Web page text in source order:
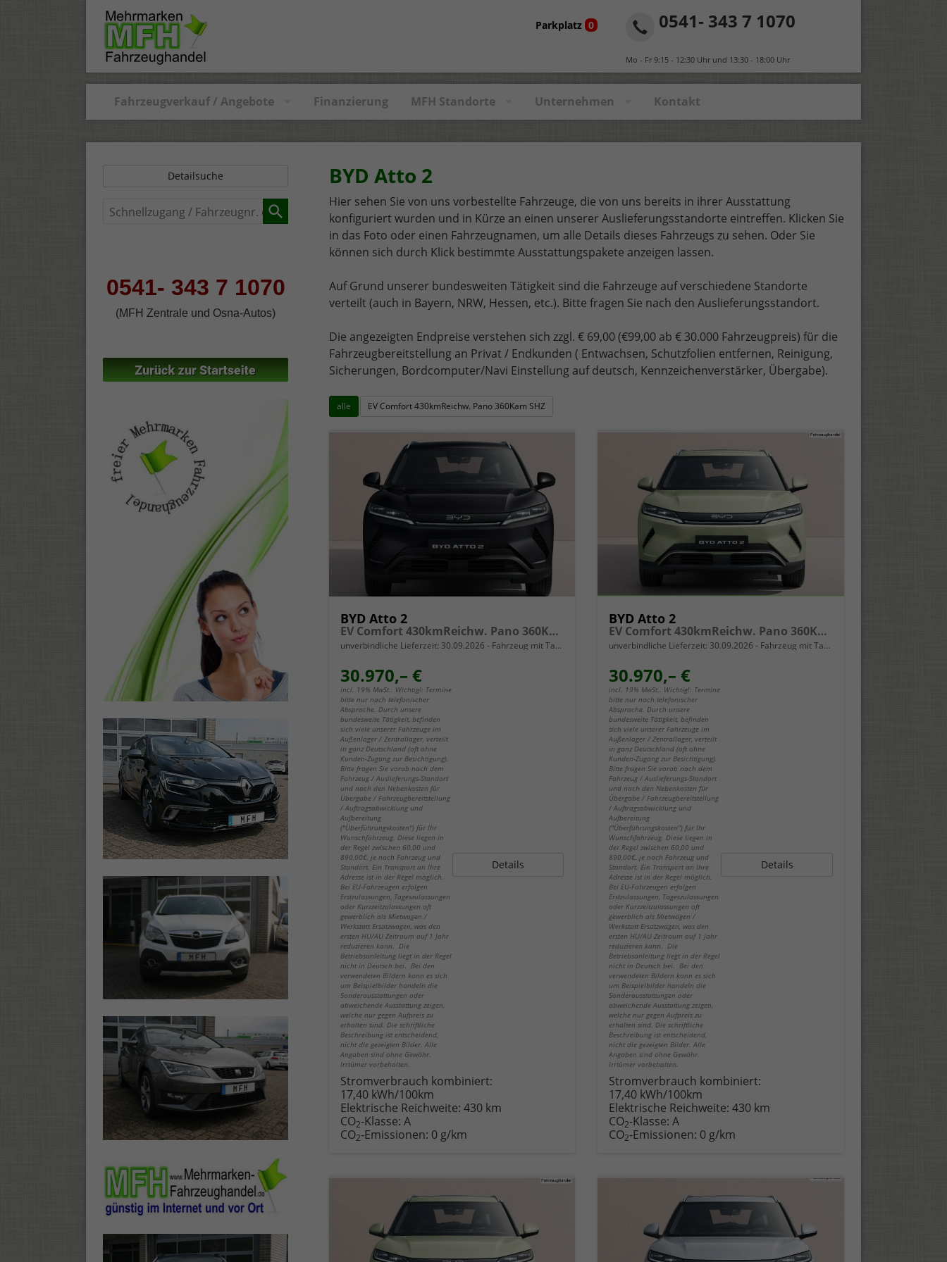
0541- 343 7 1070
Mo - Fr 9:15 - 12:30 Uhr und 13:30 - 18:00 Uhr
Parkplatz 0
Fahrzeugverkauf / Angebote Finanzierung MFH Standorte Unternehmen Kontakt
BYD Atto 2
Hier sehen Sie von uns vorbestellte Fahrzeuge, die von uns bereits in ihrer Ausstattung
konfiguriert wurden und in Kürze an einen unserer Auslieferungsstandorte eintreffen. Klicken Sie
in das Foto oder einen Fahrzeugnamen, um alle Details dieses Fahrzeugs zu sehen. Oder Sie
können sich durch Klick bestimmte Ausstattungspakete anzeigen lassen.
Auf Grund unserer bundesweiten Tätigkeit sind die Fahrzeuge auf verschiedene Standorte
verteilt (auch in Bayern, NRW, Hessen, etc.). Bitte fragen Sie nach den Auslieferungsstandort.
Die angezeigten Endpreise verstehen sich zzgl. € 69,00 (€99,00 ab € 30.000 Fahrzeugpreis) für die
Fahrzeugbereitstellung an Privat / Endkunden ( Entwachsen, Schutzfolien entfernen, Reinigung,
Sicherungen, Bordcomputer/Navi Einstellung auf deutsch, Kennzeichenverstärker, Übergabe).
alle EV Comfort 430kmReichw. Pano 360Kam SHZ
BYD Atto 2
EV Comfort 430kmReichw. Pano 360Kam SHZ
unverbindliche Lieferzeit: 30.09.2026 Fahrzeug mit Tageszulassung
30.970,– €
incl. 19% MwSt.. Wichtig!: Termine
bitte nur nach telefonischer
Absprache. Durch unsere
bundesweite Tätigkeit, befinden
sich viele unserer Fahrzeuge im
Außenlager / Zentrallager, verteilt
in ganz Deutschland (oft ohne
Kunden-Zugang zur Besichtigung).
Bitte fragen Sie vorab nach dem
Fahrzeug / Auslieferungs-Standort
und nach den Nebenkosten für
Übergabe / Fahrzeugbereitstellung
/ Auftragsabwicklung und
Aufbereitung
("Überführungskosten") für Ihr
Wunschfahrzeug. Diese liegen in
der Regel zwischen 60,00 und
890,00€, je nach Fahrzeug und
Standort. Ein Transport an Ihre
Adresse ist in der Regel möglich.
Bei EU-Fahrzeugen erfolgen
Erstzulassungen, Tageszulassungen
oder Kurzzeitzulassungen oft
gewerblich als Mietwagen /
Werkstatt Ersatzwagen, was den
ersten HU/AU Zeitraum auf 1 Jahr
reduzieren kann. Die
Betriebsanleitung liegt in der Regel
nicht in Deutsch bei. Bei den
verwendeten Bildern kann es sich
um Beispielbilder handeln die
Sonderausstattungen oder
abweichende Ausstattung zeigen,
welche nur gegen Aufpreis zu
erhalten sind. Die schriftliche
Beschreibung ist entscheidend,
nicht die gezeigten Bilder. Alle
Angaben sind ohne Gewähr.
Irrtümer vorbehalten.
Details
Stromverbrauch kombiniert:
17,40 kWh/100km
Elektrische Reichweite: 430 km
CO2-Klasse: A
CO2-Emissionen: 0 g/km
BYD Atto 2
EV Comfort 430kmReichw. Pano 360Kam SHZ
unverbindliche Lieferzeit: 30.09.2026 Fahrzeug mit Tageszulassung
30.970,– €
incl. 19% MwSt.. Wichtig!: Termine
bitte nur nach telefonischer
Absprache. Durch unsere
bundesweite Tätigkeit, befinden
sich viele unserer Fahrzeuge im
Außenlager / Zentrallager, verteilt
in ganz Deutschland (oft ohne
Kunden-Zugang zur Besichtigung).
Bitte fragen Sie vorab nach dem
Fahrzeug / Auslieferungs-Standort
und nach den Nebenkosten für
Übergabe / Fahrzeugbereitstellung
/ Auftragsabwicklung und
Aufbereitung
("Überführungskosten") für Ihr
Wunschfahrzeug. Diese liegen in
der Regel zwischen 60,00 und
890,00€, je nach Fahrzeug und
Standort. Ein Transport an Ihre
Adresse ist in der Regel möglich.
Bei EU-Fahrzeugen erfolgen
Erstzulassungen, Tageszulassungen
oder Kurzzeitzulassungen oft
gewerblich als Mietwagen /
Werkstatt Ersatzwagen, was den
ersten HU/AU Zeitraum auf 1 Jahr
reduzieren kann. Die
Betriebsanleitung liegt in der Regel
nicht in Deutsch bei. Bei den
verwendeten Bildern kann es sich
um Beispielbilder handeln die
Sonderausstattungen oder
abweichende Ausstattung zeigen,
welche nur gegen Aufpreis zu
erhalten sind. Die schriftliche
Beschreibung ist entscheidend,
nicht die gezeigten Bilder. Alle
Angaben sind ohne Gewähr.
Irrtümer vorbehalten.
Details
Stromverbrauch kombiniert:
17,40 kWh/100km
Elektrische Reichweite: 430 km
CO2-Klasse: A
CO2-Emissionen: 0 g/km
Detailsuche
Schnellzugang
0541- 343 7 1070
(MFH Zentrale und Osna-Autos)